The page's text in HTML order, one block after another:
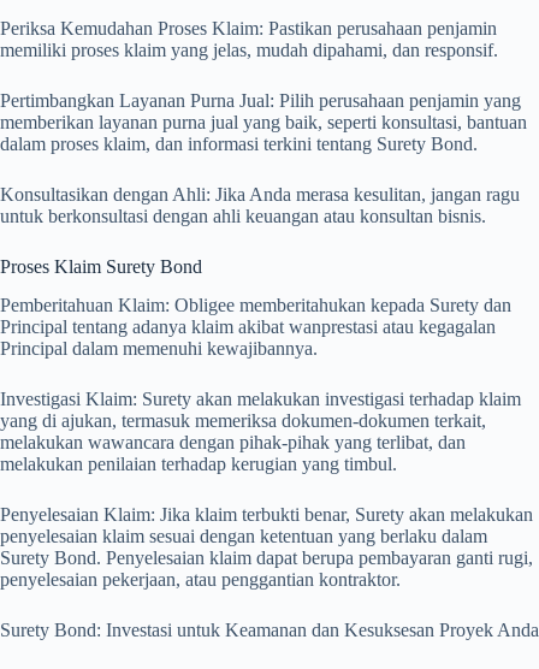
Periksa Kemudahan Proses Klaim: Pastikan perusahaan penjamin
memiliki proses klaim yang jelas, mudah dipahami, dan responsif.
Pertimbangkan Layanan Purna Jual: Pilih perusahaan penjamin yang
memberikan layanan purna jual yang baik, seperti konsultasi, bantuan
dalam proses klaim, dan informasi terkini tentang Surety Bond.
Konsultasikan dengan Ahli: Jika Anda merasa kesulitan, jangan ragu
untuk berkonsultasi dengan ahli keuangan atau konsultan bisnis.
Proses Klaim Surety Bond
Pemberitahuan Klaim: Obligee memberitahukan kepada Surety dan
Principal tentang adanya klaim akibat wanprestasi atau kegagalan
Principal dalam memenuhi kewajibannya.
Investigasi Klaim: Surety akan melakukan investigasi terhadap klaim
yang di ajukan, termasuk memeriksa dokumen-dokumen terkait,
melakukan wawancara dengan pihak-pihak yang terlibat, dan
melakukan penilaian terhadap kerugian yang timbul.
Penyelesaian Klaim: Jika klaim terbukti benar, Surety akan melakukan
penyelesaian klaim sesuai dengan ketentuan yang berlaku dalam
Surety Bond. Penyelesaian klaim dapat berupa pembayaran ganti rugi,
penyelesaian pekerjaan, atau penggantian kontraktor.
Surety Bond: Investasi untuk Keamanan dan Kesuksesan Proyek Anda